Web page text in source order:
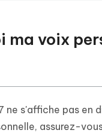
ma voix
ne s'affiche pas
assurez-